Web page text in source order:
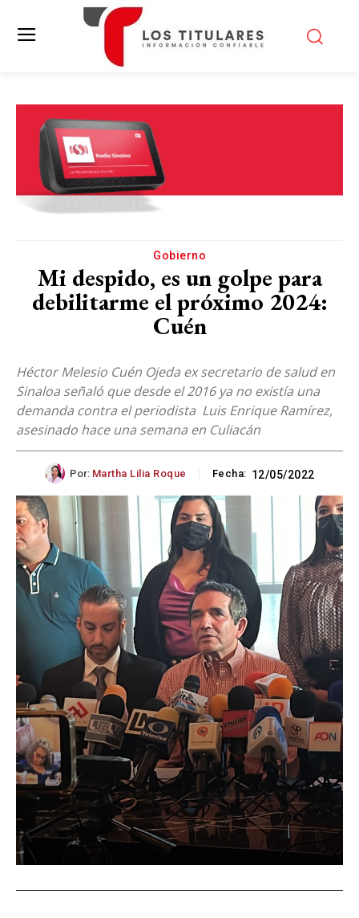
Gobierno
Mi despido, es un golpe para
debilitarme el próximo 2024:
Cuén
Héctor Melesio Cuén Ojeda ex secretario de salud en
Sinaloa señaló que desde el 2016 ya no existía una
demanda contra el periodista Luis Enrique Ramírez,
asesinado hace una semana en Culiacán
Por: Martha Lilia Roque Fecha: 12/05/2022